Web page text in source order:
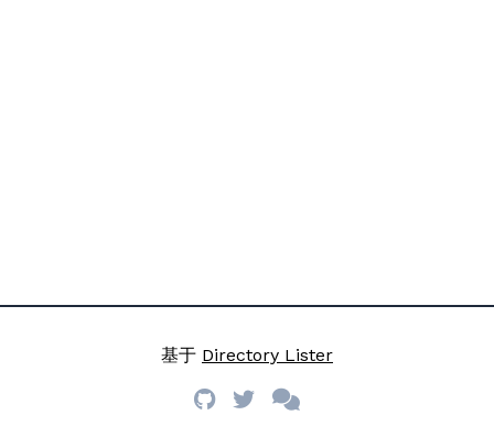
基于 Directory Lister